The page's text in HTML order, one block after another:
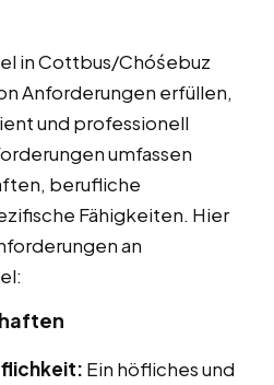
in Cottbus/Chóśebuz
Anforderungen erfüllen,
und professionell
umfassen
berufliche
Fähigkeiten. Hier
an
Ein höfliches und